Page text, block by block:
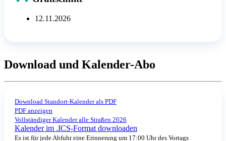
12.11.2026
Download und Kalender-Abo
Download Standort-Kalender als PDF
PDF anzeigen
Vollständiger Kalender alle Straßen 2026
Kalender im .ICS-Format downloaden
Es ist für jede Abfuhr eine Erinnerung um 17:00 Uhr des Vortags